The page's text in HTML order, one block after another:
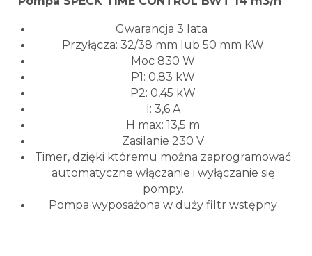
Gwarancja 3 lata
Przyłącza: 32/38 mm lub 50 mm KW
Moc 830 W
P1: 0,83 kW
P2: 0,45 kW
I: 3,6 A
H max: 13,5 m
Zasilanie 230 V
Timer, dzięki któremu można zaprogramować
automatyczne włączanie i wyłączanie się
pompy.
Pompa wyposażona w duży filtr wstępny